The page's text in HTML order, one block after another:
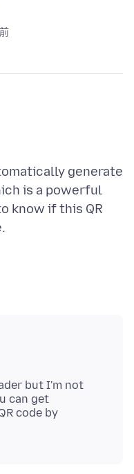
generate
is a powerful
know if this QR
but I'm not
can get
code by